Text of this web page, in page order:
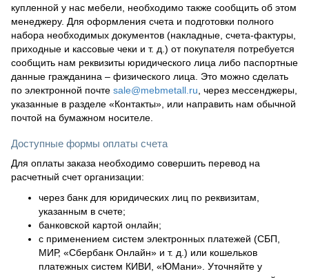
купленной у нас мебели, необходимо также сообщить об этом
менеджеру. Для оформления счета и подготовки полного
набора необходимых документов (накладные, счета-фактуры,
приходные и кассовые чеки и т. д.) от покупателя потребуется
сообщить нам реквизиты юридического лица либо паспортные
данные гражданина – физического лица. Это можно сделать
по электронной почте sale@mebmetall.ru , через мессенджеры,
указанные в разделе «Контакты», или направить нам обычной
почтой на бумажном носителе.
Доступные формы оплаты счета
Для оплаты заказа необходимо совершить перевод на
расчетный счет организации:
через банк для юридических лиц по реквизитам,
указанным в счете;
банковской картой онлайн;
с применением систем электронных платежей (СБП,
МИР, «Сбербанк Онлайн» и т. д.) или кошельков
платежных систем КИВИ, «ЮМани». Уточняйте у